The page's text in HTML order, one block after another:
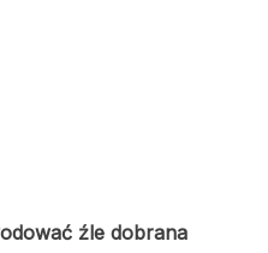
źle dobrana